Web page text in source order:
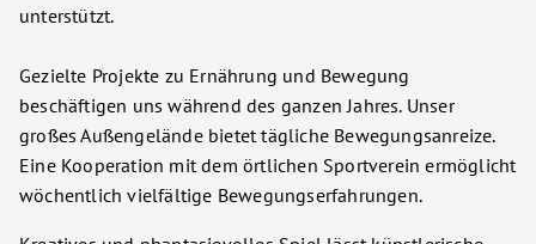
unterstützt.
Gezielte Projekte zu Ernährung und Bewegung
beschäftigen uns während des ganzen Jahres. Unser
großes Außengelände bietet tägliche Bewegungsanreize.
Eine Kooperation mit dem örtlichen Sportverein ermöglicht
wöchentlich vielfältige Bewegungserfahrungen.